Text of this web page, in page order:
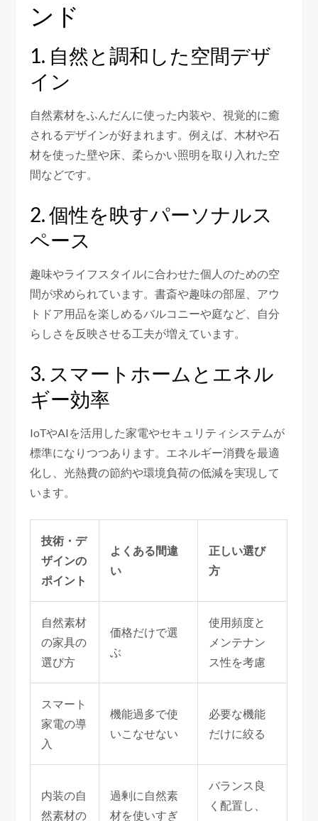
ンド
1. 自然と調和した空間デザ
イン
自然素材をふんだんに使った内装や、視覚的に癒
されるデザインが好まれます。例えば、木材や石
材を使った壁や床、柔らかい照明を取り入れた空
間などです。
2. 個性を映すパーソナルス
ペース
趣味やライフスタイルに合わせた個人のための空
間が求められています。書斎や趣味の部屋、アウ
トドア用品を楽しめるバルコニーや庭など、自分
らしさを反映させる工夫が増えています。
3. スマートホームとエネル
ギー効率
IoTやAIを活用した家電やセキュリティシステムが
標準になりつつあります。エネルギー消費を最適
化し、光熱費の節約や環境負荷の低減を実現して
います。
技術・デ
ザインの
ポイント
よくある間違
い
正しい選び
方
自然素材
の家具の
選び方
価格だけで選
ぶ
使用頻度と
メンテナン
ス性を考慮
スマート
家電の導
入
機能過多で使
いこなせない
必要な機能
だけに絞る
内装の自
然素材の
過剰に自然素
材を使いすぎ
バランス良
く配置し、